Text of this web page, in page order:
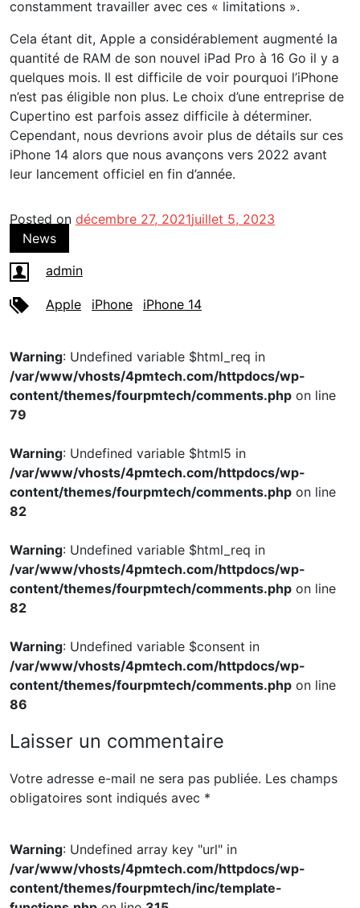
constamment travailler avec ces « limitations ».
Cela étant dit, Apple a considérablement augmenté la
quantité de RAM de son nouvel iPad Pro à 16 Go il y a
quelques mois. Il est difficile de voir pourquoi l’iPhone
n’est pas éligible non plus. Le choix d’une entreprise de
Cupertino est parfois assez difficile à déterminer.
Cependant, nous devrions avoir plus de détails sur ces
iPhone 14 alors que nous avançons vers 2022 avant
leur lancement officiel en fin d’année.
Posted on décembre 27, 2021juillet 5, 2023
News
admin
Apple iPhone iPhone 14
Warning: Undefined variable $html_req in
/var/www/vhosts/4pmtech.com/httpdocs/wp-
content/themes/fourpmtech/comments.php on line
79
Warning: Undefined variable $html5 in
/var/www/vhosts/4pmtech.com/httpdocs/wp-
content/themes/fourpmtech/comments.php on line
82
Warning: Undefined variable $html_req in
/var/www/vhosts/4pmtech.com/httpdocs/wp-
content/themes/fourpmtech/comments.php on line
82
Warning: Undefined variable $consent in
/var/www/vhosts/4pmtech.com/httpdocs/wp-
content/themes/fourpmtech/comments.php on line
86
Laisser un commentaire
Votre adresse e-mail ne sera pas publiée. Les champs
obligatoires sont indiqués avec *
Warning: Undefined array key "url" in
/var/www/vhosts/4pmtech.com/httpdocs/wp-
content/themes/fourpmtech/inc/template-